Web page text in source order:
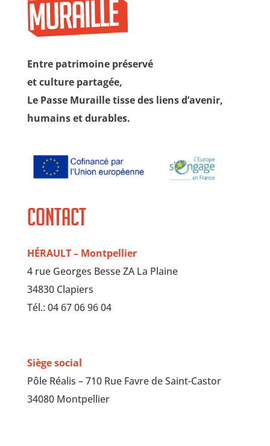
Entre patrimoine préservé
et culture partagée,
Le Passe Muraille tisse des liens d’avenir,
humains et durables.
Contact
HÉRAULT – Montpellier
4 rue Georges Besse ZA La Plaine
34830 Clapiers
Tél.: 04 67 06 96 04
Siège social
Pôle Réalis – 710 Rue Favre de Saint-Castor
34080 Montpellier